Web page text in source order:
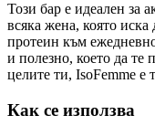
Този бар е идеален за
всяка жена, която
протеин към
и полезно, което да те
целите ти, IsoFemme е
Как се използва